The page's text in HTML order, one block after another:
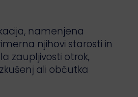
namenjena
njihovi starosti in
zaupljivosti otrok,
ali občutka